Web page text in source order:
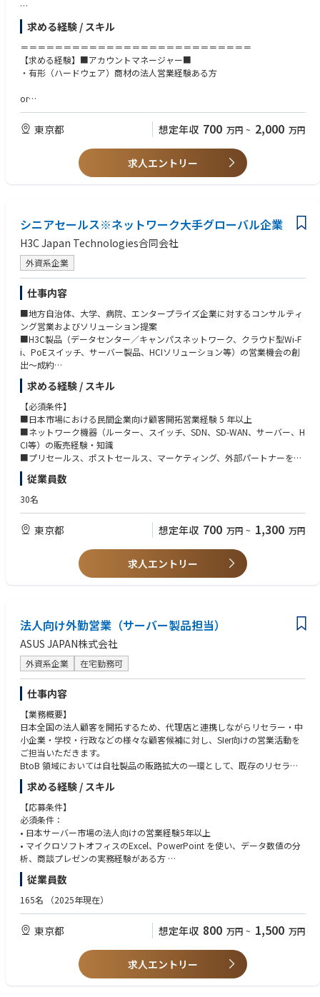
＜主な業務内容・想定ポジション＞
日本市場における事業拡大に向け、サーバー製品をメインに、中長期的な
視点で顧客との関係構築を行い、ニーズの把握から最適なソリューション
提案、導入支援まで一貫して携わっていただきます。
います。
・アカウントマネージャー（もしくはプリセールス）：主要顧客のアカウ
ントマネジメントおよびビジネス拡大
日本市場は現在も順調に成長を続けており、事業拡大フェーズならではの
また、将来的なキャリアパスも多様で、営業・技術いずれの方向でも専門
性を高めていける点が大きな魅力です。
求める経験 / スキル
＝＝＝＝＝＝＝＝＝＝＝＝＝＝＝＝＝＝＝＝＝＝＝＝＝＝＝
【求める経験】■アカウントマネージャー■
・有形（ハードウェア）商材の法人営業経験ある方
or
【求める経験】■プリセールス■
・サーバー製品知識
・サーバー設定、操作の実務経験
・RHEL (RedHat 企業版）、VMware、HCIに関するスキル
＝＝＝＝＝＝＝＝＝＝＝＝＝＝＝＝＝＝＝＝＝＝＝＝＝＝＝
・IT、インターネット、キャリア通信関連業界、教育機関、大学関連もし
くは科学機関関連の人脈がある方は優遇
東京都 想定年収 700 万円 ~ 2,000 万円
求人エントリー
シニアセールス※ネットワーク大手グローバル企業
H3C Japan Technologies合同会社
外資系企業
仕事内容
■地方自治体、大学、病院、エンタープライズ企業に対するコンサルティ
ング営業およびソリューション提案
■H3C製品（データセンター／キャンパスネットワーク、クラウド型Wi-F
i、PoEスイッチ、サーバー製品、HCIソリューション等）の営業機会の創
出〜成約
■顧客キーパーソンとの関係構築・維持
■パートナーマネージャーやセールスエンジニアチームと連携したアカウ
ント戦略の策定・実行
■顧客課題やニーズの把握およびソリューション提案
■担当地域・指名アカウントに基づくマーケティングプランの立案・実施
求める経験 / スキル
【必須条件】
■日本市場における民間企業向け顧客開拓営業経験 5 年以上
■ネットワーク機器（ルーター、スイッチ、SDN、SD-WAN、サーバー、H
CI等）の販売経験・知識
■プリセールス、ポストセールス、マーケティング、外部パートナーを含
む、クロスファンクショナルチームを主導できるリーダーシップ
■契約・再販プロセスにおけるエンドユーザーの要件定義の実務経験
■社内外のあらゆるレベルの関係者と円滑な関係を構築・維持できるコミ
ュニケーションスキル
■ビジネスプランの作成、営業プロセスの文書化、営業目標達成に関する
■顧客および地域パートナーへの出張対応が可能な方
従業員数
30名
東京都 想定年収 700 万円 ~ 1,300 万円
求人エントリー
法人向け外勤営業（サーバー製品担当）
ASUS JAPAN株式会社
外資系企業 在宅勤務可
仕事内容
【業務概要】
日本全国の法人顧客を開拓するため、代理店と連携しながらリセラー・中
小企業・学校・行政などの様々な顧客候補に対し、SIer向けの営業活動を
ご担当いただきます。
BtoB 領域においては自社製品の販路拡大の一環として、既存のリセラー
との関係構築だけではなく、新規顧客の開拓業務や定期的な深耕営業な
ど、様々な営業手法をご担当頂けます。
また BtoG 領域ではそれらに加えてより多くの入札案件を獲得するため、
全国各地に飛び回って、リセラーの支店や営業所に訪問し、特定エリアや
都府県に特化した深耕営業もできます。
商談の内容によって、会社全体の売上向上に貢献でき、自分の営業スキル
アップもでき、非常にやりがいのある仕事です。
【主な担当業務内容】
• 全国のリセラーと中小企業への営業活動（製品企画、売上計画、販売予
測の提案など）
• リセラーの全国拠点の支店や営業所と定期出張訪問の実施：年間＞四半
期＞月＞週の中長期の販売戦略の策定、入札案件の管理、納期の管理と提
ンの策定及び運用
• 自社内のプロダクトマネジメント部及びマーケティング部と連携しなが
求める経験 / スキル
【応募条件】
必須条件：
• 日本サーバー市場の法人向けの営業経験5年以上
• マイクロソフトオフィスのExcel、PowerPoint を使い、データ数値の分
析、商談プレゼンの実務経験がある方
• 販売戦略の立案及び実行、販売数の予測の実務経験がある方
• マージン構造への理解、定量・定性情報に基づく分析能力がある方
• サーバー製品、もしくはパソコン及びパソコンパーツ製品への高い興味
歓迎条件（Nice to have）：
• パソコンメーカーにおいて直販及び間接販売等の営業経験がある方
• 英語または中国語でのコミュニケーション能力がある方
• パソコン業界もしくはIT製品での勤務経験がある方
従業員数
165名 （2025年現在）
東京都 想定年収 800 万円 ~ 1,500 万円
求人エントリー